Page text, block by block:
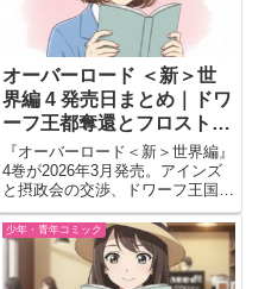
オーバーロード ＜新＞世
界編 4 発売日まとめ｜ドワ
ーフ王都奪還とフロスト・
ドラゴンの脅威
『オーバーロード＜新＞世界編』
4巻が2026年3月発売。アインズ
と摂政会の交渉、ドワーフ王国奪
還編の展開など最新ストーリーを
解説します。
少年・青年コミック